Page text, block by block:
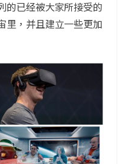
的已经被大家所接受的
里，并且建立一些更加